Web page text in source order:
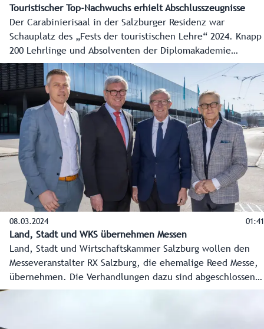
Touristischer Top-Nachwuchs erhielt Abschlusszeugnisse
Der Carabinierisaal in der Salzburger Residenz war
Schauplatz des „Fests der touristischen Lehre“ 2024. Knapp
200 Lehrlinge und Absolventen der Diplomakademie
Tourismus erhielten dabei ihre Abschlusszeugnisse.
Außerdem wurden elf Diplom-Küchenmeister und 50
Absolventen der Befähigungsprüfung für das Gastgewerbe
geehrt.
08.03.2024 01:41
Land, Stadt und WKS übernehmen Messen
Land, Stadt und Wirtschaftskammer Salzburg wollen den
Messeveranstalter RX Salzburg, die ehemalige Reed Messe,
übernehmen. Die Verhandlungen dazu sind abgeschlossen,
und bis Ende März dieses Jahres sollte die Übernahme